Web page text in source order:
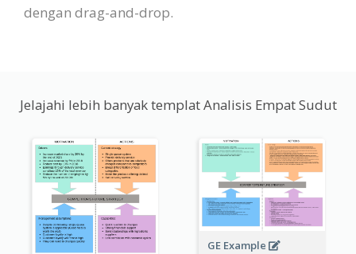
dengan drag-and-drop.
Jelajahi lebih banyak templat Analisis Empat Sudut
GE Example